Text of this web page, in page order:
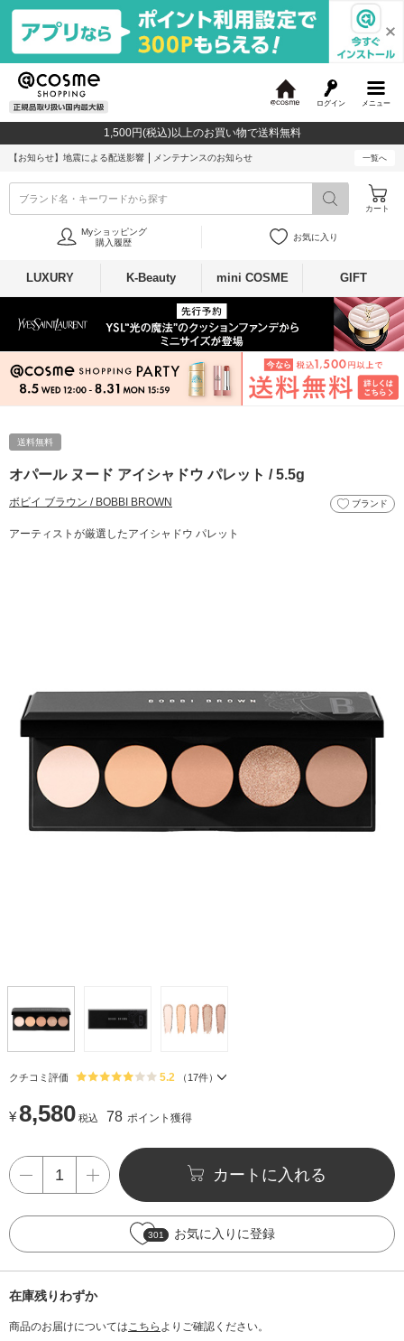
メニュー
ログイン
c
o
1,500円(税込)以上のお買い物で送料無料
【お知らせ】 地震による配送影響 メンテナンスのお知らせ 一覧へ
ブランド名・キーワードから探す
カート
Myショッピング
購入履歴
お気に入り
LUXURY K-Beauty mini COSME GIFT
送料無料
オパール ヌード アイシャドウ パレット / 5.5g
ボビイ ブラウン / BOBBI BROWN ブランド
アーティストが厳選したアイシャドウ パレット
クチコミ評価 5.2 （ 17件）
¥8,580 税込 78 ポイント獲得
カートに入れる
301 お気に入りに登録
在庫残りわずか
商品のお届けについてはこちら よりご確認ください。